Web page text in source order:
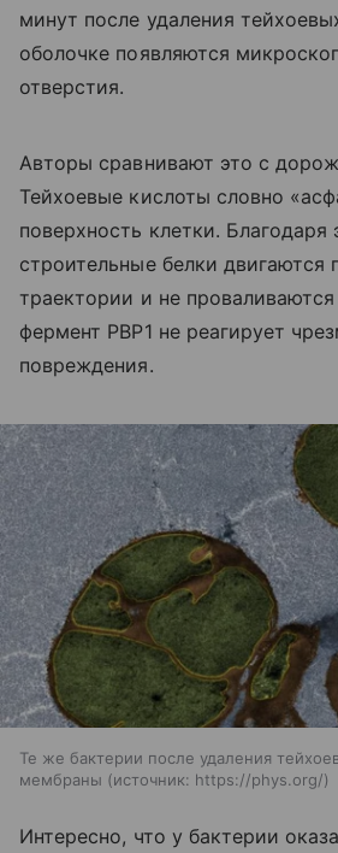
минут после удаления
оболочке появляются
отверстия.
Авторы сравнивают это с
Тейхоевые кислоты словно
поверхность клетки. Благодаря
строительные белки двигаются
траектории и не
фермент PBP1 не реагирует
повреждения.
Те же бактерии после удаления
мембраны
источник: https://phys.org/
Интересно, что у бактерии